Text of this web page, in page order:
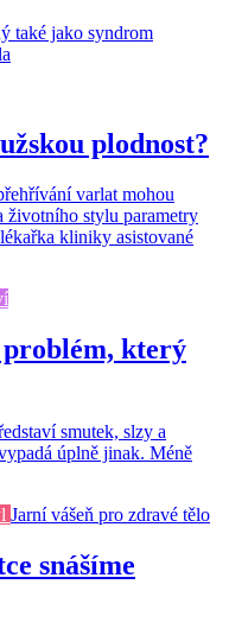
také jako syndrom
plodnost?
varlat mohou
životního stylu parametry
kliniky asistované
problém, který
smutek, slzy a
úplně jinak. Méně
Jarní vášeň pro zdravé tělo
snášíme